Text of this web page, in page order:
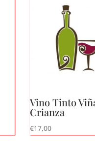
Vino Tinto
Crianza
€17,00